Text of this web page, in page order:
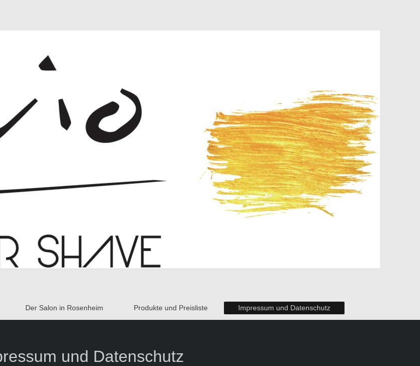
Der Salon in Rosenheim Produkte und Preisliste Impressum und Datenschutz
und Datenschutz